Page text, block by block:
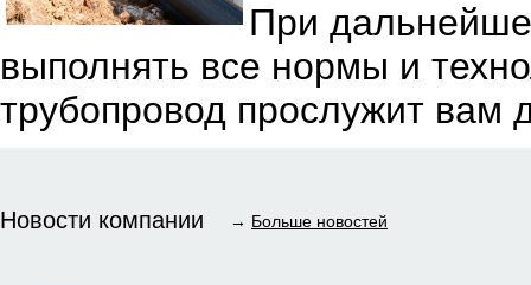
При
выполнять все нормы и
трубопровод прослужит вам
Новости компании → Больше новостей